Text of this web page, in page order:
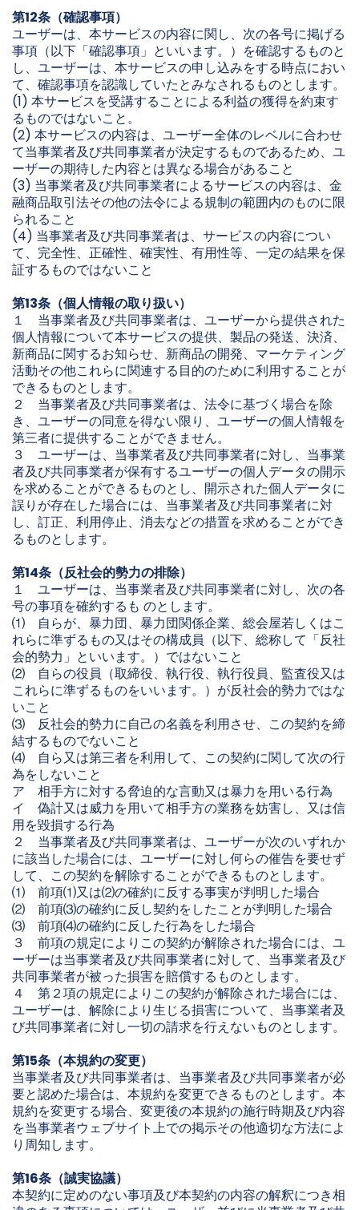
第12条（確認事項）
ユーザーは、本サービスの内容に関し、次の各号に掲げる
事項（以下「確認事項」といいます。）を確認するものと
し、ユーザーは、本サービスの申し込みをする時点におい
て、確認事項を認識していたとみなされるものとします。
(1) 本サービスを受講することによる利益の獲得を約束す
るものではないこと。
(2) 本サービスの内容は、ユーザー全体のレベルに合わせ
て当事業者及び共同事業者が決定するものであるため、ユ
ーザーの期待した内容とは異なる場合があること
(3) 当事業者及び共同事業者によるサービスの内容は、金
融商品取引法その他の法令による規制の範囲内のものに限
られること
(4) 当事業者及び共同事業者は、サービスの内容につい
て、完全性、正確性、確実性、有用性等、一定の結果を保
証するものではないこと
第13条（個人情報の取り扱い）
１ 当事業者及び共同事業者は、ユーザーから提供された
個人情報について本サービスの提供、製品の発送、決済、
新商品に関するお知らせ、新商品の開発、マーケティング
活動その他これらに関連する目的のために利用することが
できるものとします。
２ 当事業者及び共同事業者は、法令に基づく場合を除
き、ユーザーの同意を得ない限り、ユーザーの個人情報を
第三者に提供することができません。
３ ユーザーは、当事業者及び共同事業者に対し、当事業
者及び共同事業者が保有するユーザーの個人データの開示
を求めることができるものとし、開示された個人データに
誤りが存在した場合には、当事業者及び共同事業者に対
し、訂正、利用停止、消去などの措置を求めることができ
るものとします。
第14条（反社会的勢力の排除）
１ ユーザーは、当事業者及び共同事業者に対し、次の各
号の事項を確約するも のとします。
⑴ 自らが、暴力団、暴力団関係企業、総会屋若しくはこ
れらに準ずるもの又はその構成員（以下、総称して「反社
会的勢力」といいます。）ではないこと
⑵ 自らの役員（取締役、執行役、執行役員、監査役又は
これらに準ずるものをいいます。）が反社会的勢力ではな
いこと
⑶ 反社会的勢力に自己の名義を利用させ、この契約を締
結するものでないこと
⑷ 自ら又は第三者を利用して、この契約に関して次の行
為をしないこと
ア 相手方に対する脅迫的な言動又は暴力を用いる行為
イ 偽計又は威力を用いて相手方の業務を妨害し、又は信
用を毀損する行為
２ 当事業者及び共同事業者は、ユーザーが次のいずれか
に該当した場合には、ユーザーに対し何らの催告を要せず
して、この契約を解除することができるものとします。
⑴ 前項⑴又は⑵の確約に反する事実が判明した場合
⑵ 前項⑶の確約に反し契約をしたことが判明した場合
⑶ 前項⑷の確約に反した行為をした場合
３ 前項の規定によりこの契約が解除された場合には、ユ
ーザーは当事業者及び共同事業者に対して、当事業者及び
共同事業者が被った損害を賠償するものとします。
４ 第２項の規定によりこの契約が解除された場合には、
ユーザーは、解除により生じる損害について、当事業者及
び共同事業者に対し一切の請求を行えないものとします。
第15条（本規約の変更）
当事業者及び共同事業者は、当事業者及び共同事業者が必
要と認めた場合は、本規約を変更できるものとします。本
規約を変更する場合、変更後の本規約の施行時期及び内容
を当事業者ウェブサイト上での掲示その他適切な方法によ
り周知します。
第16条（誠実協議）
本契約に定めのない事項及び本契約の内容の解釈につき相